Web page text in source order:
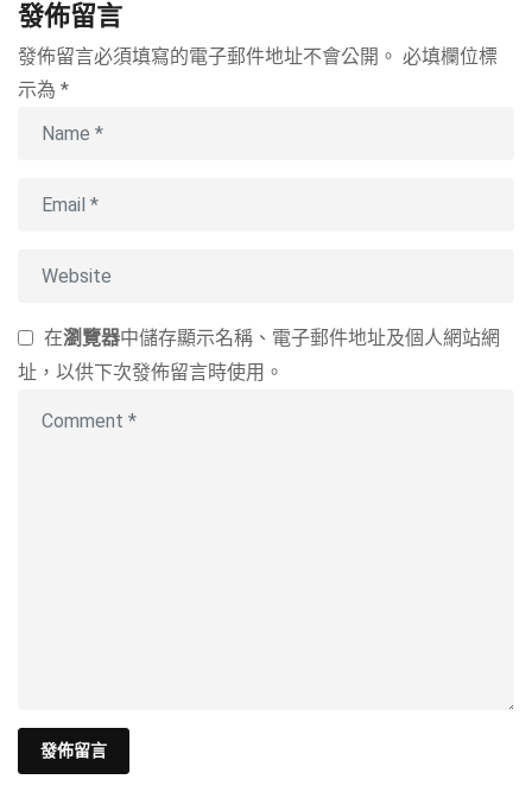
發佈留言
發佈留言必須填寫的電子郵件地址不會公開。 必填欄位標
示為 *
在瀏覽器中儲存顯示名稱、電子郵件地址及個人網站網
址，以供下次發佈留言時使用。